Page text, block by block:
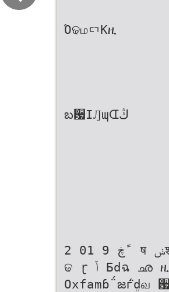
ΌଢமᇊΚዚ
బ਷ІԒɰᗭڭ
2 01 9 ڿ ً ष ݭशष ί Ό ᗍ೵ॹٙѢྤf ᓒੵf
ଢ ɽ ݴ Бdฉ ഛ ዚ ࿴ ᆀ ݄ ึ ν؈బ਷ேІԒᗭڭdமᇊ ʔ̥݊ᒵ਷dɾ׌ቊਊשeউ
Oxfamɓ΅జѓܸ̈dவ ਷࢕ቊաٙ߮ᗭ̥Ϟһᘌࠠf ࠗשᙲٙ׌࡞ۂᅂ˪஗னርא